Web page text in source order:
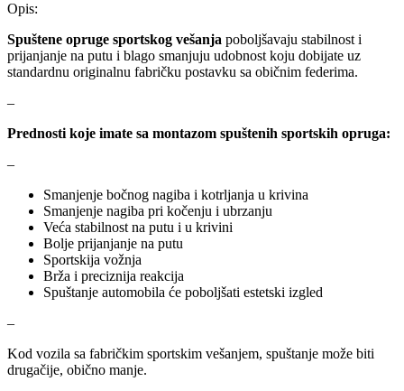
NRF NTY
OE BMW OE MERCEDES
PIPERCROSS
POWERFLEX EUROPEAN
PROFITOOL PROMA
QWP
Opis:
Spuštene opruge sportskog vešanja poboljšavaju stabilnost i
prijanjanje na putu i blago smanjuju udobnost koju dobijate uz
standardnu originalnu fabričku postavku sa običnim federima.
–
Prednosti koje imate sa montazom spuštenih sportskih opruga:
–
Smanjenje bočnog nagiba i kotrljanja u krivina
Smanjenje nagiba pri kočenju i ubrzanju
Veća stabilnost na putu i u krivini
Bolje prijanjanje na putu
Sportskija vožnja
Brža i preciznija reakcija
Spuštanje automobila će poboljšati estetski izgled
–
Kod vozila sa fabričkim sportskim vešanjem, spuštanje može biti
drugačije, obično manje.